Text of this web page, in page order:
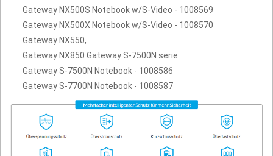
Gateway NX500S Notebook w/S-Video - 1008569
Gateway NX500X Notebook w/S-Video - 1008570
Gateway NX550,
Gateway NX850 Gateway S-7500N serie
Gateway S-7500N Notebook - 1008586
Gateway S-7700N Notebook - 1008587